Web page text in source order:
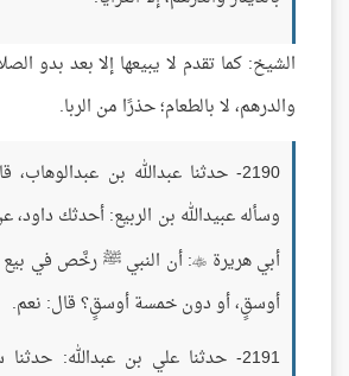
الشيخ: كما تقدم لا يبيعها إلا بعد بدو
والدرهم، لا بالطعام؛ حذرًا من الربا.
2190- حدثنا عبدالله بن
وسأله عبيدالله بن الربيع: أحدثك
أبي هريرة : أن النبي ﷺ رخَّص في بيع
أوسقٍ، أو دون خمسة أوسقٍ؟ قال: نعم.
2191- حدثنا علي بن عبدالله: